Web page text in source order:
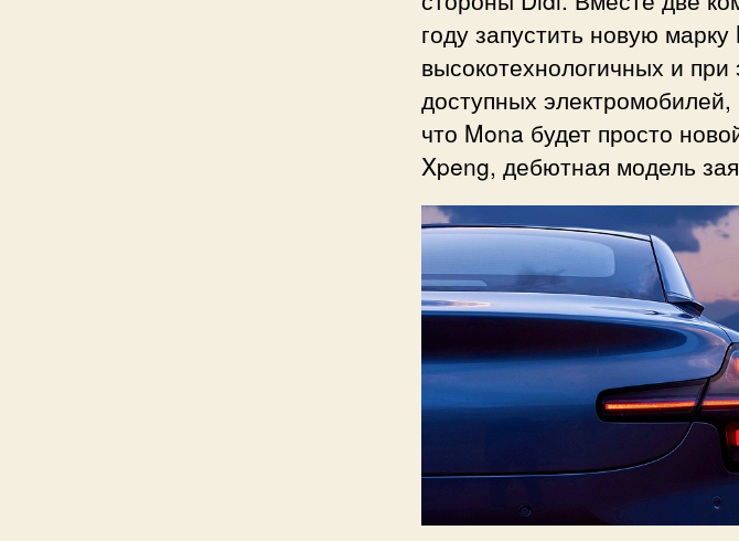
году запустить новую
высокотехнологичных и при
доступных
что Mona будет просто
Xpeng, дебютная модель